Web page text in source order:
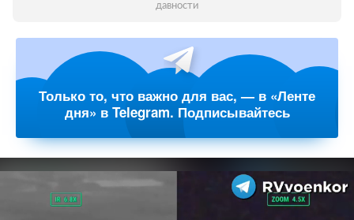
давности
Только то, что важно для вас, — в «Ленте
дня» в Telegram. Подписывайтесь